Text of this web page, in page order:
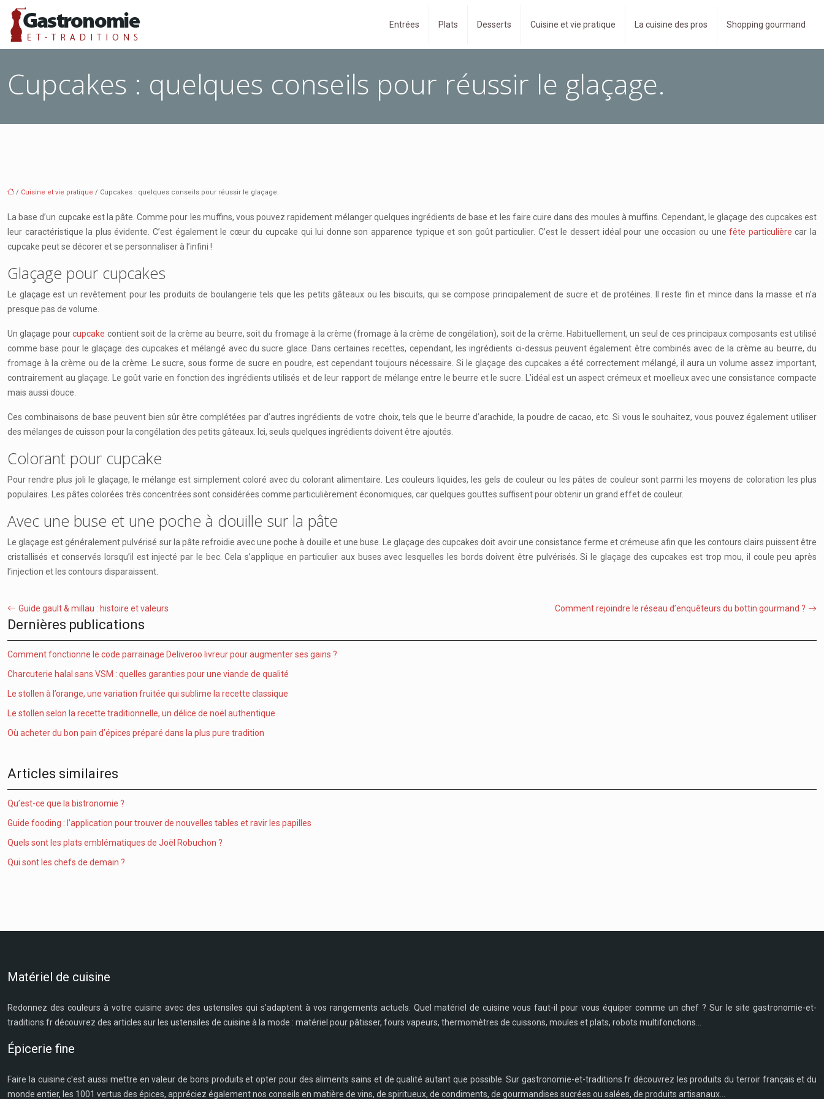
Entrées Plats Desserts Cuisine et vie pratique La cuisine des pros Shopping gourmand
Cupcakes : quelques conseils pour réussir le glaçage.
/ Cuisine et vie pratique / Cupcakes : quelques conseils pour réussir le glaçage.
La base d’un cupcake est la pâte. Comme pour les muffins, vous pouvez rapidement mélanger quelques ingrédients de base et les faire cuire dans des moules à muffins. Cependant, le glaçage des cupcakes est
leur caractéristique la plus évidente. C’est également le cœur du cupcake qui lui donne son apparence typique et son goût particulier. C’est le dessert idéal pour une occasion ou unefête particulière car la
cupcake peut se décorer et se personnaliser à l’infini !
Glaçage pour cupcakes
Le glaçage est un revêtement pour les produits de boulangerie tels que les petits gâteaux ou les biscuits, qui se compose principalement de sucre et de protéines. Il reste fin et mince dans la masse et n’a
presque pas de volume.
Un glaçage pourcupcake contient soit de la crème au beurre, soit du fromage à la crème (fromage à la crème de congélation), soit de la crème. Habituellement, un seul de ces principaux composants est utilisé
comme base pour le glaçage des cupcakes et mélangé avec du sucre glace. Dans certaines recettes, cependant, les ingrédients ci-dessus peuvent également être combinés avec de la crème au beurre, du
fromage à la crème ou de la crème. Le sucre, sous forme de sucre en poudre, est cependant toujours nécessaire. Si le glaçage des cupcakes a été correctement mélangé, il aura un volume assez important,
contrairement au glaçage. Le goût varie en fonction des ingrédients utilisés et de leur rapport de mélange entre le beurre et le sucre. L’idéal est un aspect crémeux et moelleux avec une consistance compacte
mais aussi douce.
Ces combinaisons de base peuvent bien sûr être complétées par d’autres ingrédients de votre choix, tels que le beurre d’arachide, la poudre de cacao, etc. Si vous le souhaitez, vous pouvez également utiliser
des mélanges de cuisson pour la congélation des petits gâteaux. Ici, seuls quelques ingrédients doivent être ajoutés.
Colorant pour cupcake
Pour rendre plus joli le glaçage, le mélange est simplement coloré avec du colorant alimentaire. Les couleurs liquides, les gels de couleur ou les pâtes de couleur sont parmi les moyens de coloration les plus
populaires. Les pâtes colorées très concentrées sont considérées comme particulièrement économiques, car quelques gouttes suffisent pour obtenir un grand effet de couleur.
Avec une buse et une poche à douille sur la pâte
Le glaçage est généralement pulvérisé sur la pâte refroidie avec une poche à douille et une buse. Le glaçage des cupcakes doit avoir une consistance ferme et crémeuse afin que les contours clairs puissent être
cristallisés et conservés lorsqu’il est injecté par le bec. Cela s’applique en particulier aux buses avec lesquelles les bords doivent être pulvérisés. Si le glaçage des cupcakes est trop mou, il coule peu après
l’injection et les contours disparaissent.
Guide gault & millau : histoire et valeurs Comment rejoindre le réseau d’enquêteurs du bottin gourmand ?
Dernières publications
Comment fonctionne le code parrainage Deliveroo livreur pour augmenter ses gains ?
Charcuterie halal sans VSM : quelles garanties pour une viande de qualité
Le stollen à l’orange, une variation fruitée qui sublime la recette classique
Le stollen selon la recette traditionnelle, un délice de noël authentique
Où acheter du bon pain d’épices préparé dans la plus pure tradition
Articles similaires
Qu’est-ce que la bistronomie ?
Guide fooding : l’application pour trouver de nouvelles tables et ravir les papilles
Quels sont les plats emblématiques de Joël Robuchon ?
Qui sont les chefs de demain ?
Matériel de cuisine
Redonnez des couleurs à votre cuisine avec des ustensiles qui s'adaptent à vos rangements actuels. Quel matériel de cuisine vous faut-il pour vous équiper comme un chef ? Sur le site gastronomie-et-
traditions.fr découvrez des articles sur les ustensiles de cuisine à la mode : matériel pour pâtisser, fours vapeurs, thermomètres de cuissons, moules et plats, robots multifonctions...
Épicerie fine
Faire la cuisine c'est aussi mettre en valeur de bons produits et opter pour des aliments sains et de qualité autant que possible. Sur gastronomie-et-traditions.fr découvrez les produits du terroir français et du
monde entier, les 1001 vertus des épices, appréciez également nos conseils en matière de vins, de spiritueux, de condiments, de gourmandises sucrées ou salées, de produits artisanaux...